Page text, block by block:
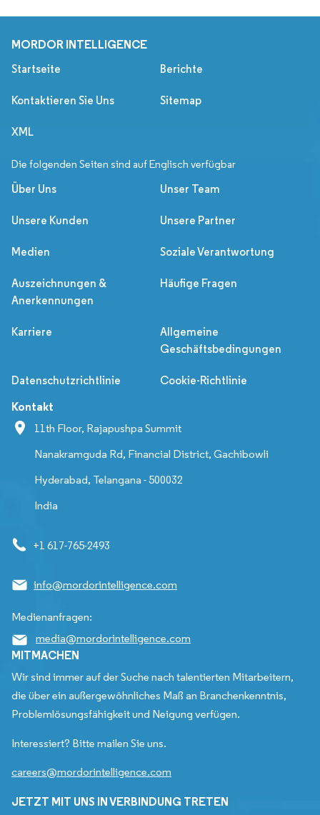
MORDOR INTELLIGENCE
Startseite Berichte
Kontaktieren Sie Uns Sitemap
XML
Die folgenden Seiten sind auf Englisch verfügbar
Über Uns Unser Team
Unsere Kunden Unsere Partner
Medien Soziale Verantwortung
Auszeichnungen &
Anerkennungen
Häufige Fragen
Karriere
Allgemeine
Geschäftsbedingungen
Datenschutzrichtlinie Cookie-Richtlinie
Kontakt
11th Floor, Rajapushpa Summit
Nanakramguda Rd, Financial District, Gachibowli
Hyderabad, Telangana - 500032
India
+1 617-765-2493
info@mordorintelligence.com
Medienanfragen:
media@mordorintelligence.com
MITMACHEN
Wir sind immer auf der Suche nach talentierten Mitarbeitern,
die über ein außergewöhnliches Maß an Branchenkenntnis,
Problemlösungsfähigkeit und Neigung verfügen.
Interessiert? Bitte mailen Sie uns.
careers@mordorintelligence.com
JETZT MIT UNS IN VERBINDUNG TRETEN